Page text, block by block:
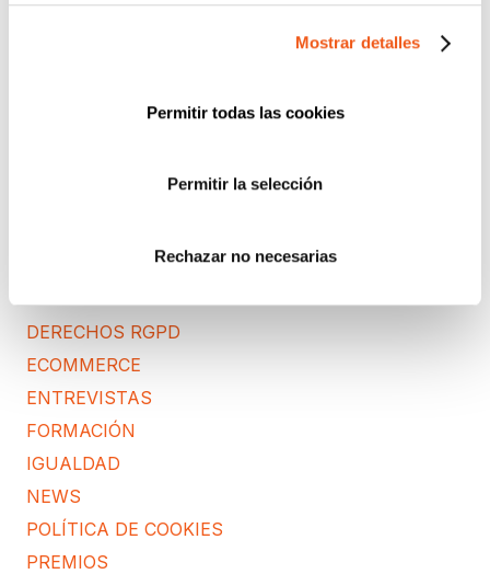
Mostrar detalles
Permitir todas las cookies
Permitir la selección
Rechazar no necesarias
Buscar:
CONSULTORA RGPD
DERECHOS RGPD
ECOMMERCE
ENTREVISTAS
FORMACIÓN
IGUALDAD
NEWS
POLÍTICA DE COOKIES
PREMIOS